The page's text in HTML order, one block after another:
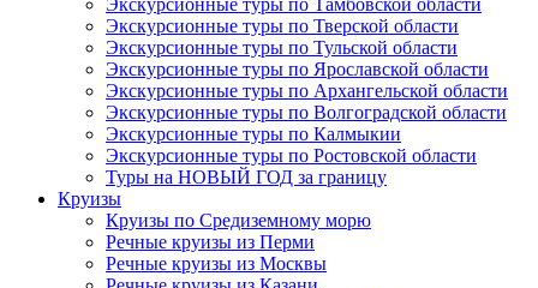
Экскурсионные туры по Тверской области
Экскурсионные туры по Тульской области
Экскурсионные туры по Ярославской области
Экскурсионные туры по Архангельской области
Экскурсионные туры по Волгоградской области
Экскурсионные туры по Калмыкии
Экскурсионные туры по Ростовской области
Туры на НОВЫЙ ГОД за границу
Круизы
Круизы по Средиземному морю
Речные круизы из Перми
Речные круизы из Москвы